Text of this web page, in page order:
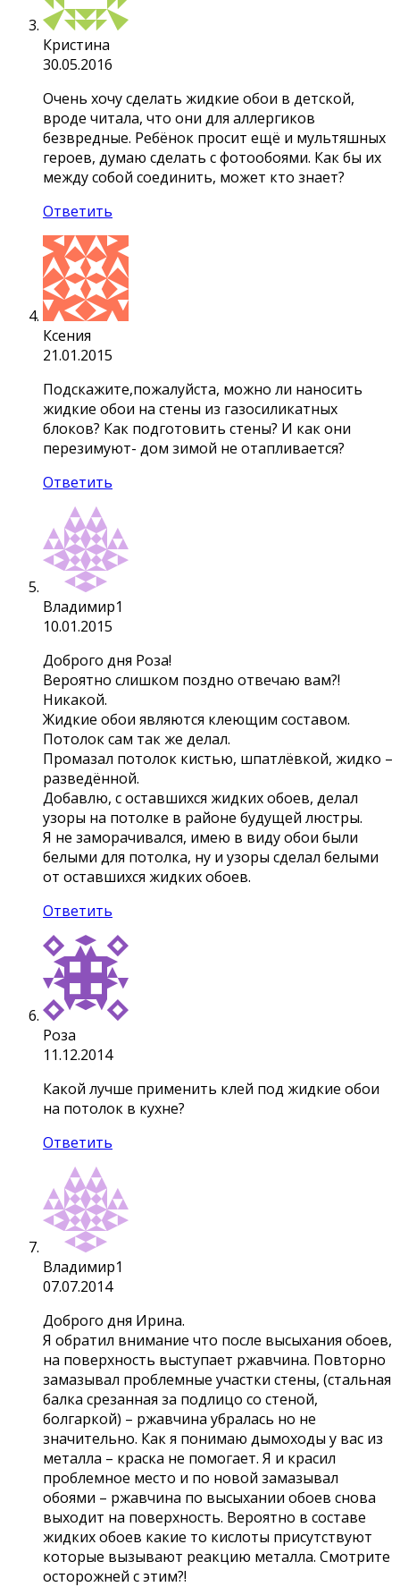
Кристина
30.05.2016
Очень хочу сделать жидкие обои в детской,
вроде читала, что они для аллергиков
безвредные. Ребёнок просит ещё и мультяшных
героев, думаю сделать с фотообоями. Как бы их
между собой соединить, может кто знает?
Ответить
Ксения
21.01.2015
Подскажите,пожалуйста, можно ли наносить
жидкие обои на стены из газосиликатных
блоков? Как подготовить стены? И как они
перезимуют- дом зимой не отапливается?
Ответить
Владимир1
10.01.2015
Доброго дня Роза!
Вероятно слишком поздно отвечаю вам?!
Никакой.
Жидкие обои являются клеющим составом.
Потолок сам так же делал.
Промазал потолок кистью, шпатлёвкой, жидко –
разведённой.
Добавлю, с оставшихся жидких обоев, делал
узоры на потолке в районе будущей люстры.
Я не заморачивался, имею в виду обои были
белыми для потолка, ну и узоры сделал белыми
от оставшихся жидких обоев.
Ответить
Роза
11.12.2014
Какой лучше применить клей под жидкие обои
на потолок в кухне?
Ответить
Владимир1
07.07.2014
Доброго дня Ирина.
Я обратил внимание что после высыхания обоев,
на поверхность выступает ржавчина. Повторно
замазывал проблемные участки стены, (стальная
балка срезанная за подлицо со стеной,
болгаркой) – ржавчина убралась но не
значительно. Как я понимаю дымоходы у вас из
металла – краска не помогает. Я и красил
проблемное место и по новой замазывал
обоями – ржавчина по высыхании обоев снова
выходит на поверхность. Вероятно в составе
жидких обоев какие то кислоты присутствуют
которые вызывают реакцию металла. Смотрите
осторожней с этим?!